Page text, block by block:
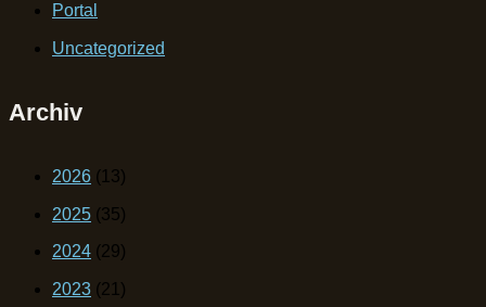
Portal
Uncategorized
Archiv
2026 (13)
2025 (35)
2024 (29)
2023 (21)